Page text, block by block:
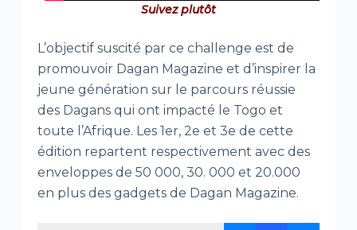
Suivez plutôt
L’objectif suscité par ce challenge est de
promouvoir Dagan Magazine et d’inspirer la
jeune génération sur le parcours réussie
des Dagans qui ont impacté le Togo et
toute l’Afrique. Les 1er, 2e et 3e de cette
édition repartent respectivement avec des
enveloppes de 50 000, 30. 000 et 20.000
en plus des gadgets de Dagan Magazine.